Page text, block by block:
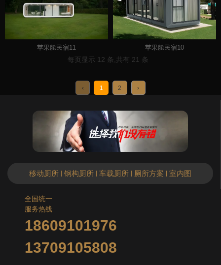
苹果舱民宿11 苹果舱民宿10
每页显示 12 条,共有 21 条
‹ 1 2 ›
移动厕所 | 钢构厕所 | 车载厕所 | 厕所方案 | 室内图
全国统一
服务热线
18609101976
13709105808